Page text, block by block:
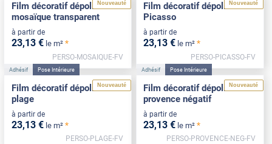
Nouveauté
Film décoratif dépoli motif
mosaïque transparent
à partir de
23,13 € le m² *
PERSO-MOSAIQUE-FV
Nouveauté
Film décoratif dépoli motif
Picasso
à partir de
23,13 € le m² *
PERSO-PICASSO-FV
Nouveauté
Adhésif Pose Intérieure
Film décoratif dépoli motif
plage
à partir de
23,13 € le m² *
PERSO-PLAGE-FV
Nouveauté
Adhésif Pose Intérieure
Film décoratif dépoli motif
provence négatif
à partir de
23,13 € le m² *
PERSO-PROVENCE-NEG-FV